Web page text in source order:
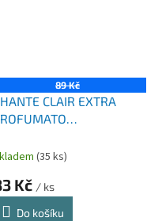
89 Kč
CLAIR EXTRA
S EXTRA
(35 ks)
Kč / ks
Do košíku